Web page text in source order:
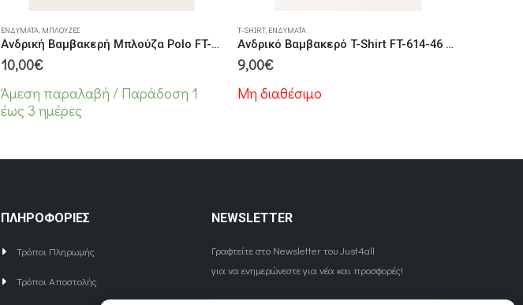
Αυτό το προϊόν έχει πολλαπλές παραλλαγές. Οι επιλογές μπορούν να επιλεγούν στη σελίδα του προϊόντος
ΕΝΔΎΜΑΤΑ, ΜΠΛΟΎΖΕΣ
Ανδρική Βαμβακερή Μπλούζα Polo FT-101-9 Κίτρινη
10,00€
Άμεση παραλαβή / Παράδoση 1
έως 3 ημέρες
T-SHIRT, ΕΝΔΎΜΑΤΑ
Ανδρικό Βαμβακερό T-Shirt FT-614-46 Brick
9,00€
Μη διαθέσιμο
ΠΛΗΡΟΦΟΡΙΕΣ
Τρόποι Πληρωμής
Τρόποι Αποστολής
NEWSLETTER
Γραφτείτε στο Newsletter του Just4all
για να ενημερώνεστε για νέα και προσφορές!